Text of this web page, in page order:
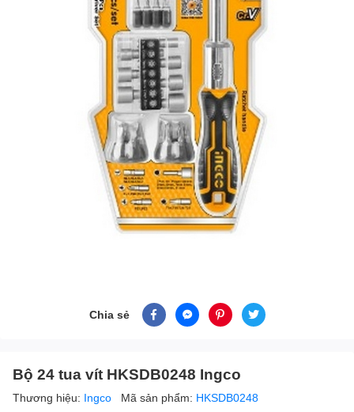
Chia sẻ
Bộ 24 tua vít HKSDB0248 Ingco
Thương hiệu: Ingco Mã sản phẩm: HKSDB0248